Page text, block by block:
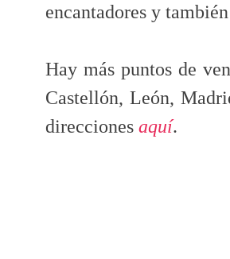
encantadores y
Hay más puntos de
Castellón, León,
direcciones aquí.